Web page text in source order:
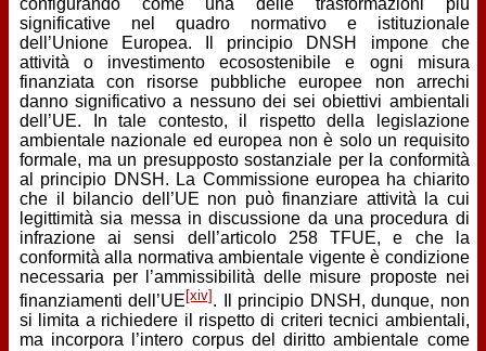
configurando come una delle trasformazioni più
significative nel quadro normativo e istituzionale
dell’Unione Europea. Il principio DNSH impone che
attività o investimento ecosostenibile e ogni misura
finanziata con risorse pubbliche europee non arrechi
danno significativo a nessuno dei sei obiettivi ambientali
dell’UE. In tale contesto, il rispetto della legislazione
ambientale nazionale ed europea non è solo un requisito
formale, ma un presupposto sostanziale per la conformità
al principio DNSH. La Commissione europea ha chiarito
che il bilancio dell’UE non può finanziare attività la cui
legittimità sia messa in discussione da una procedura di
infrazione ai sensi dell’articolo 258 TFUE, e che la
conformità alla normativa ambientale vigente è condizione
necessaria per l’ammissibilità delle misure proposte nei
finanziamenti dell’UE [xiv] . Il principio DNSH, dunque, non
si limita a richiedere il rispetto di criteri tecnici ambientali,
ma incorpora l’intero corpus del diritto ambientale come